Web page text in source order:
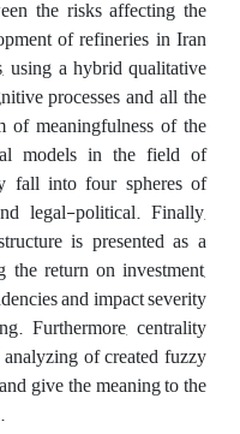
the risks affecting the
of refineries in Iran
using a hybrid qualitative
processes and all the
of meaningfulness of the
models in the field of
fall into four spheres of
legal-political. Finally,
is presented as a
the return on investment,
and impact severity
Furthermore, centrality
of created fuzzy
give the meaning to the